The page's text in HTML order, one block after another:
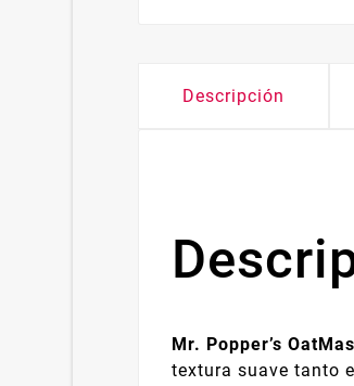
Descripción
Mr. Popper’s
textura suave tanto